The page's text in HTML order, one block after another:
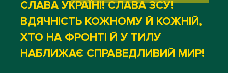
СЛАВА УКРАЇНІ! СЛАВА ЗСУ!
ВДЯЧНІСТЬ КОЖНОМУ Й КОЖНІЙ,
ХТО НА ФРОНТІ Й У ТИЛУ
НАБЛИЖАЄ СПРАВЕДЛИВИЙ МИР!